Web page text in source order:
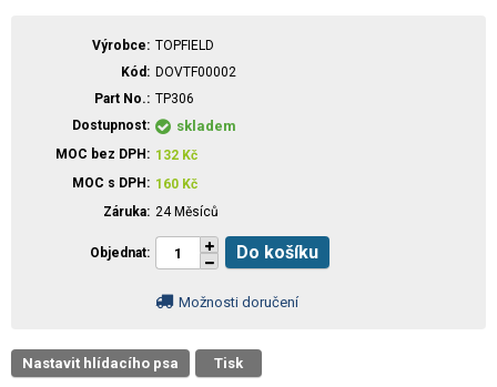
Výrobce
TOPFIELD
Kód
DOVTF00002
Part No.
TP306
Dostupnost
skladem
MOC bez DPH 132 Kč
MOC s DPH
160 Kč
Záruka 24 Měsíců
Objednat Do košíku
Možnosti doručení
Nastavit hlídacího psa Tisk